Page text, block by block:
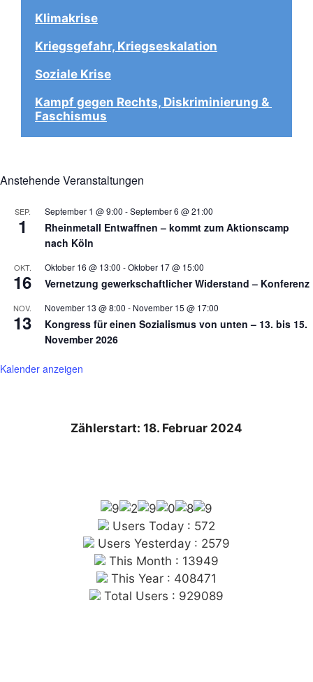
Klimakrise
Kriegsgefahr, Kriegseskalation
Soziale Krise
Kampf gegen Rechts, Diskriminierung &
Faschismus
Anstehende Veranstaltungen
SEP.
1
September 1 @ 9:00 -September 6 @ 21:00
Rheinmetall Entwaffnen – kommt zum Aktionscamp
nach Köln
OKT.
16
Oktober 16 @ 13:00 -Oktober 17 @ 15:00
Vernetzung gewerkschaftlicher Widerstand – Konferenz
NOV.
13
November 13 @ 8:00 - November 15 @ 17:00
Kongress für einen Sozialismus von unten – 13. bis 15.
November 2026
Kalender anzeigen
Zählerstart: 18. Februar 2024
Users Today : 572
Users Yesterday : 2579
This Month : 13949
This Year : 408471
Total Users : 929089